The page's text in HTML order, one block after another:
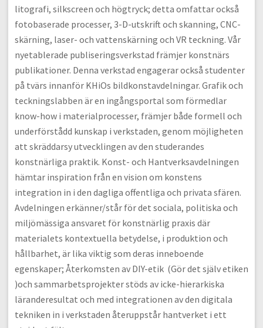
litografi, silkscreen och högtryck; detta omfattar också
fotobaserade processer, 3-D-utskrift och skanning, CNC-
skärning, laser- och vattenskärning och VR teckning. Vår
nyetablerade publiseringsverkstad främjer konstnärs
publikationer. Denna verkstad engagerar också studenter
på tvärs innanför KHiOs bildkonstavdelningar. Grafik och
teckningslabben är en ingångsportal som förmedlar
know-how i materialprocesser, främjer både formell och
underförstådd kunskap i verkstaden, genom möjligheten
att skräddarsy utvecklingen av den studerandes
konstnärliga praktik. Konst- och Hantverksavdelningen
hämtar inspiration från en vision om konstens
integration in i den dagliga offentliga och privata sfären.
Avdelningen erkänner/står för det sociala, politiska och
miljömässiga ansvaret för konstnärlig praxis där
materialets kontextuella betydelse, i produktion och
hållbarhet, är lika viktig som deras inneboende
egenskaper; Återkomsten av DIY-etik (Gör det själv etiken
)och sammarbetsprojekter stöds av icke-hierarkiska
läranderesultat och med integrationen av den digitala
tekniken in i verkstaden återuppstår hantverket i ett